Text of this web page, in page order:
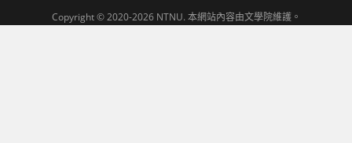
Copyright © 2020-2026 NTNU. 本網站內容由文學院維護。